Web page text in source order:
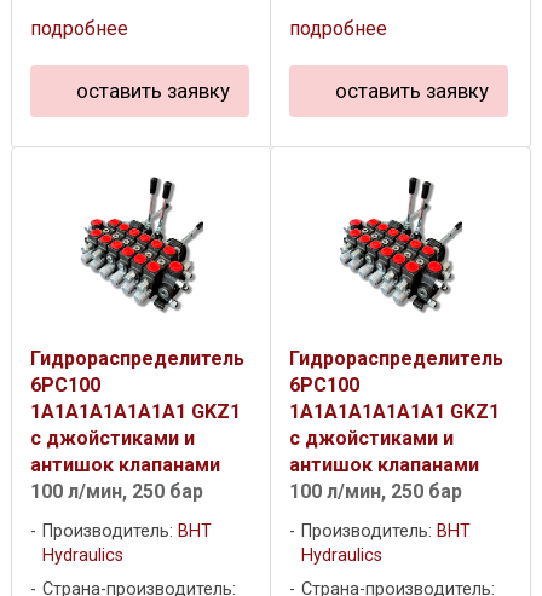
подробнее
оставить заявку
подробнее
оставить заявку
Гидрораспределитель
6PC100
1A1A1A1A1A1A1 GKZ1
c джойстиками и
антишок клапанами
100 л/мин, 250 бар
Производитель: BHT
Hydraulics
Страна-производитель:
Гидрораспределитель
6PC100
1A1A1A1A1A1A1 GKZ1
c джойстиками и
антишок клапанами
100 л/мин, 250 бар
Производитель: BHT
Hydraulics
Страна-производитель: